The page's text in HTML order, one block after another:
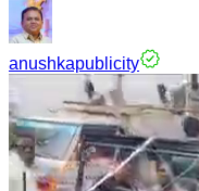
anushkapublicity